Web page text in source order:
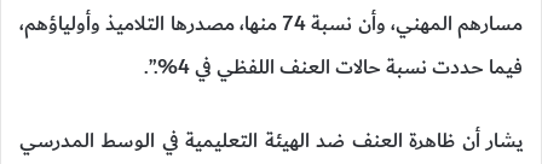
مسارهم المهني، وأن نسبة 74 منها، مصدرها التلاميذ وأولياؤهم،
فيما حددت نسبة حالات العنف اللفظي في 4%.”.
يشار أن ظاهرة العنف ضد الهيئة التعليمية في الوسط المدرسي